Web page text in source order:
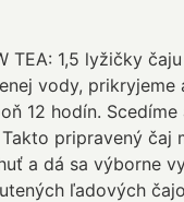
TEA: 1,5 lyžičky
vody, prikryjeme
12 hodín. Scedíme
pripravený čaj
a dá sa výborne
ľadových